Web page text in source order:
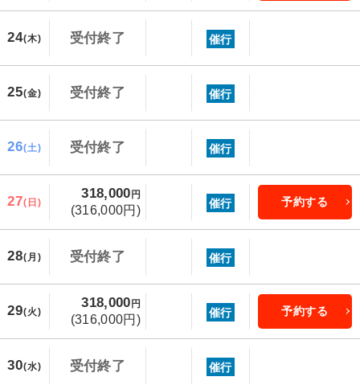
24(木) 受付終了 催行
25(金) 受付終了 催行
26(土) 受付終了 催行
27(日)
318,000 円
(316,000円)
催行 予約する
28(月) 受付終了 催行
29(火)
318,000 円
(316,000円)
催行 予約する
30(水) 受付終了 催行